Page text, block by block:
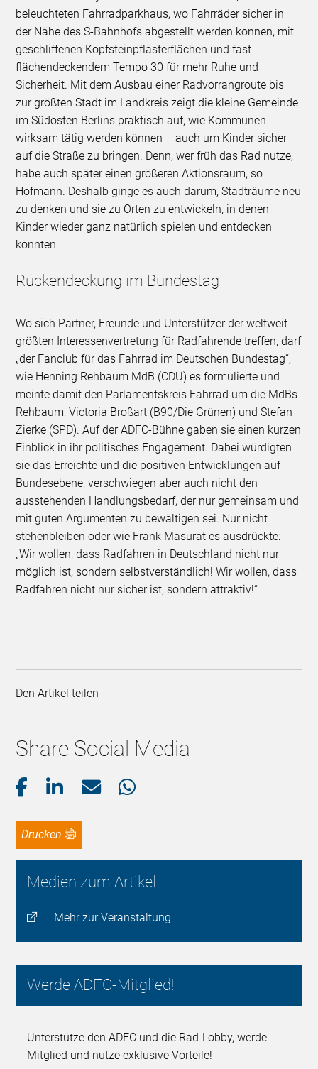
beleuchteten Fahrradparkhaus, wo Fahrräder sicher in
der Nähe des S-Bahnhofs abgestellt werden können, mit
geschliffenen Kopfsteinpflasterflächen und fast
flächendeckendem Tempo 30 für mehr Ruhe und
Sicherheit. Mit dem Ausbau einer Radvorrangroute bis
zur größten Stadt im Landkreis zeigt die kleine Gemeinde
im Südosten Berlins praktisch auf, wie Kommunen
wirksam tätig werden können – auch um Kinder sicher
auf die Straße zu bringen. Denn, wer früh das Rad nutze,
habe auch später einen größeren Aktionsraum, so
Hofmann. Deshalb ginge es auch darum, Stadträume neu
zu denken und sie zu Orten zu entwickeln, in denen
Kinder wieder ganz natürlich spielen und entdecken
könnten.
Rückendeckung im Bundestag
Wo sich Partner, Freunde und Unterstützer der weltweit
größten Interessenvertretung für Radfahrende treffen, darf
„der Fanclub für das Fahrrad im Deutschen Bundestag“,
wie Henning Rehbaum MdB (CDU) es formulierte und
meinte damit den Parlamentskreis Fahrrad um die MdBs
Rehbaum, Victoria Broßart (B90/Die Grünen) und Stefan
Zierke (SPD). Auf der ADFC-Bühne gaben sie einen kurzen
Einblick in ihr politisches Engagement. Dabei würdigten
sie das Erreichte und die positiven Entwicklungen auf
Bundesebene, verschwiegen aber auch nicht den
ausstehenden Handlungsbedarf, der nur gemeinsam und
mit guten Argumenten zu bewältigen sei. Nur nicht
stehenbleiben oder wie Frank Masurat es ausdrückte:
„Wir wollen, dass Radfahren in Deutschland nicht nur
möglich ist, sondern selbstverständlich! Wir wollen, dass
Radfahren nicht nur sicher ist, sondern attraktiv!“
Den Artikel teilen
Share Social Media
Drucken
Medien zum Artikel
Mehr zur Veranstaltung
Werde ADFC-Mitglied!
Unterstütze den ADFC und die Rad-Lobby, werde
Mitglied und nutze exklusive Vorteile!